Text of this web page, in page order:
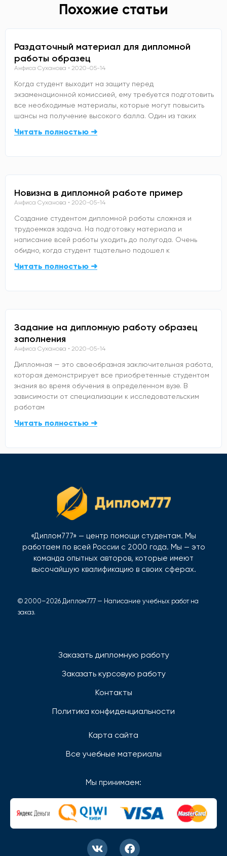
Похожие статьи
Раздаточный материал для дипломной
работы образец
Анфиса Суханова 2020-05-14
Когда студент выходит на защиту перед
экзаменационной комиссией, ему требуется подготовить
все необходимые материалы, которые могут повысить
шансы на получение высокого балла. Один из таких
Читать полностью ➜
Новизна в дипломной работе пример
Анфиса Суханова 2020-05-14
Создание студентом дипломной работы сложная и
трудоемкая задача. На подготовку материала и
написание всей работы уходить до полугода. Очень
обидно, когда студент тщательно подошел к
Читать полностью ➜
Задание на дипломную работу образец
заполнения
Анфиса Суханова 2020-05-14
Дипломная — это своеобразная заключительная работа,
которая демонстрирует все приобретенные студентом
знания во время обучения в определенном вузе. В
зависимости от специализации к исследовательским
работам
Читать полностью ➜
«Диплом777» — центр помощи студентам. Мы
работаем по всей России с 2000 года. Мы — это
команда опытных авторов, которые имеют
высочайшую квалификацию в своих сферах.
© 2000–2026 Диплом777 — Написание учебных работ на
заказ.
Заказать дипломную работу
Заказать курсовую работу
Контакты
Политика конфиденциальности
Карта сайта
Все учебные материалы
Мы принимаем: